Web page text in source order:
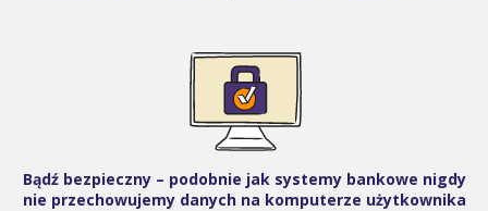
Bądź bezpieczny – podobnie jak systemy bankowe nigdy
nie przechowujemy danych na komputerze użytkownika